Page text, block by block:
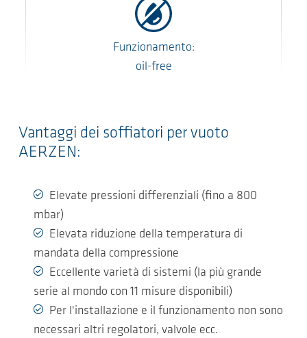
Funzionamento:
oil-free
Vantaggi dei soffiatori per vuoto
AERZEN:
Elevate pressioni differenziali (fino a 800
mbar)
Elevata riduzione della temperatura di
mandata della compressione
Eccellente varietà di sistemi (la più grande
serie al mondo con 11 misure disponibili)
Per l'installazione e il funzionamento non sono
necessari altri regolatori, valvole ecc.